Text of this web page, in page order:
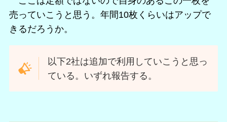
売っていこうと思う。年間10枚くらいはアップで
きるだろうか。
以下2社は追加で利用していこうと思っ
ている。いずれ報告する。